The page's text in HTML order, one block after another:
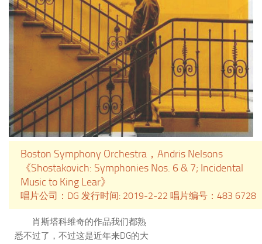
作品，温暖厚重的单簧管与光芒四
射的钢琴交相辉映。这张极为浪漫
的单簧管演奏专辑，让人想起黎明
与黄昏时分如梦似幻的“蓝色时
Boston Symphony Orchestra，Andris Nelsons
《Shostakovich: Symphonies Nos. 6 & 7; Incidental
Music to King Lear》
唱片公司：DG 发行时间: 2019-2-22 唱片编号：483 6728
肖斯塔科维奇的作品我们都熟
悉不过了，不过这是近年来DG的大